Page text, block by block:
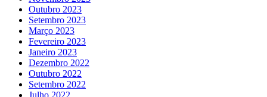
Outubro 2023
Setembro 2023
Março 2023
Fevereiro 2023
Janeiro 2023
Dezembro 2022
Outubro 2022
Setembro 2022